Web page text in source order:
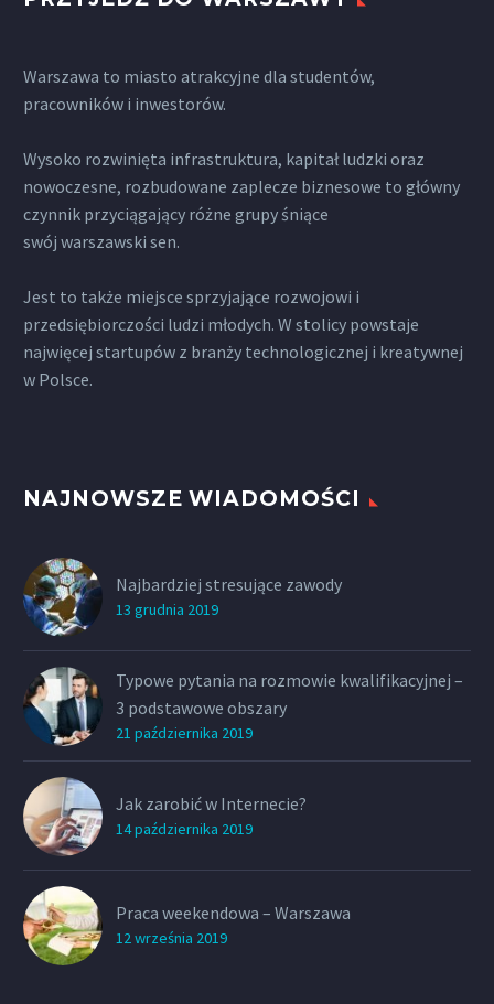
Warszawa to miasto atrakcyjne dla studentów,
pracowników i inwestorów.
Wysoko rozwinięta infrastruktura, kapitał ludzki oraz
nowoczesne, rozbudowane zaplecze biznesowe to główny
czynnik przyciągający różne grupy śniące
swój warszawski sen.
Jest to także miejsce sprzyjające rozwojowi i
przedsiębiorczości ludzi młodych. W stolicy powstaje
najwięcej startupów z branży technologicznej i kreatywnej
w Polsce.
NAJNOWSZE WIADOMOŚCI
Najbardziej stresujące zawody
13 grudnia 2019
Typowe pytania na rozmowie kwalifikacyjnej –
3 podstawowe obszary
21 października 2019
Jak zarobić w Internecie?
14 października 2019
Praca weekendowa – Warszawa
12 września 2019